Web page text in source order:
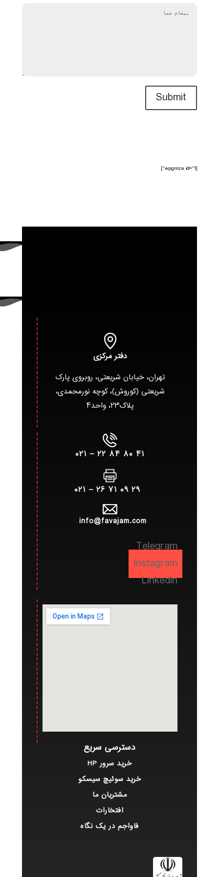
Submit
[wpgmza id="1"]
دفتر مرکزی
تهران، خیابان شریعتی، روبروی پارک
شریعتی (کوروش)، کوچه نورمحمدی،
پلاک۲۳، واحد۴
۴۱ ۸۰ ۸۴ ۲۲ – ۰۲۱
۲۹ ۰۹ ۷۱ ۲۶ – ۰۲۱
info@favajam.com
Telegram
Instagram
Linkedin
دسترسی سریع
خرید سرور HP
خرید سوئیچ سیسکو
مشتریان ما
افتخارات
فاواجم در یک نگاه